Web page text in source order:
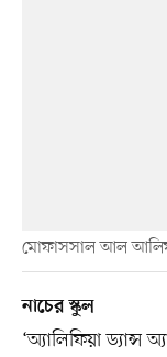
মোফাসসাল আল
নাচের স্কুল
‘অ্যালিফিয়া ড্যান্স